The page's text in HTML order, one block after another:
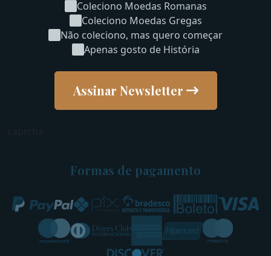
Coleciono Moedas Romanas
Coleciono Moedas Gregas
Não coleciono, mas quero começar
Apenas gosto de História
Assinar Newsletter
Formas de pagamento